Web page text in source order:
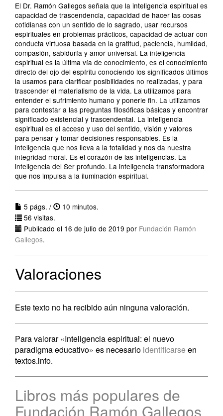
El Dr. Ramón Gallegos señala que la inteligencia espiritual es
capacidad de trascendencia, capacidad de hacer las cosas
cotidianas con un sentido de lo sagrado, usar recursos
espirituales en problemas prácticos, capacidad de actuar con
conducta virtuosa basada en la gratitud, paciencia, humildad,
compasión, sabiduría y amor universal. La inteligencia
espiritual es la última vía de conocimiento, es el conocimiento
directo del ojo del espíritu conociendo los significados últimos
la usamos para clarificar posibilidades no realizadas, y para
trascender el materialismo de la vida. La utilizamos para
entender el sufrimiento humano y ponerle fin. La utilizamos
para contestar a las preguntas filosóficas básicas y encontrar
significado existencial y trascendental. La inteligencia
espiritual es el acceso y uso del sentido, visión y valores
para pensar y tomar decisiones responsables. Es la
inteligencia que nos lleva a la totalidad y nos da nuestra
integridad moral. Es el corazón de las inteligencias. La
inteligencia del Ser profundo. La inteligencia transformadora
que nos impulsa a la iluminación espiritual.
5 págs. /
10 minutos.
56 visitas.
Publicado el 16 de julio de 2019 por Fundación Ramón
Gallegos.
Valoraciones
Este texto no ha recibido aún ninguna valoración.
Para valorar «Inteligencia espiritual: el nuevo
paradigma educativo» es necesario identificarse en
textos.info.
Libros más populares de
Fundación Ramón Gallegos